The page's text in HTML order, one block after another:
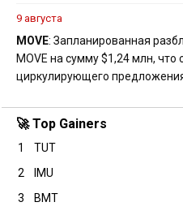
9 августа
MOVE: Запланированная
MOVE на сумму $1,24 млн, что
циркулирующего
🚀 Top Gainers
1 TUT
2
IMU
3
BMT